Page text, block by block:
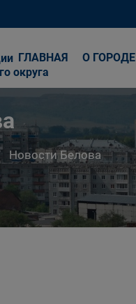
округа
ГЛАВНАЯ О ГОРОДЕ
Новости Белова